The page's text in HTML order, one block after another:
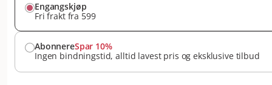
Engangskjøp
Fri frakt fra 599
AbonnereSpar 10%
Ingen bindningstid, alltid lavest pris og eksklusive tilbud